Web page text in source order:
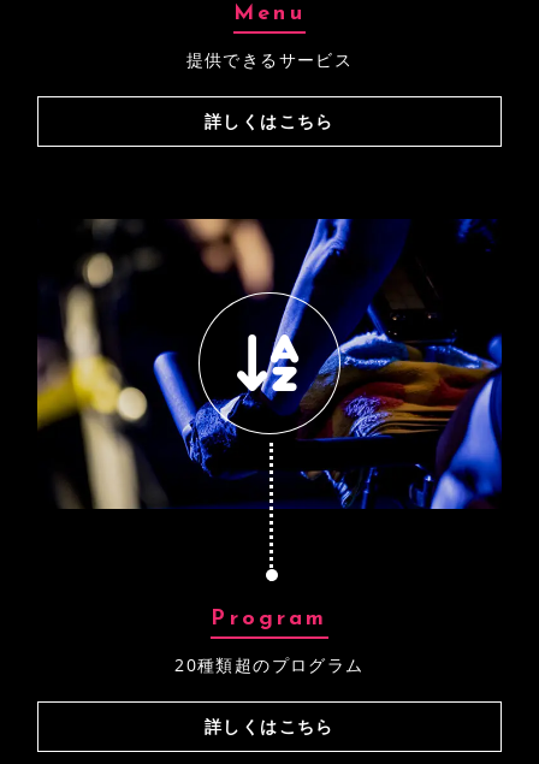
Menu
提供できるサービス
詳しくはこちら
Program
20種類超のプログラム
詳しくはこちら